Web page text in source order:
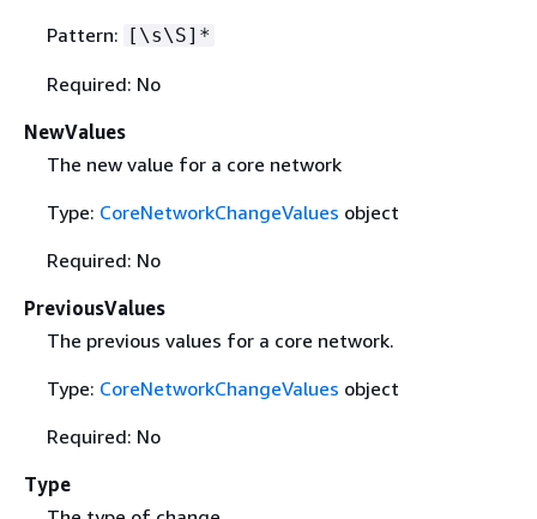
Pattern: [\s\S]*
Required: No
NewValues
The new value for a core network
Type: CoreNetworkChangeValues object
Required: No
PreviousValues
The previous values for a core network.
Type: CoreNetworkChangeValues object
Required: No
Type